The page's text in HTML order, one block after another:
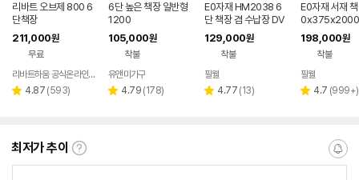
리바트 오브제 800 6
단책장
211,000원
무료
리바트하움 공식온라인스토어
별 4.87 리
(593)
6단 높은 책장 일반형
1200
105,000원
착불
페이
유앤미가구
별 4.79 리
(178)
E0자재 HM2038 6
단 책장 겸 수납장 DV
X
129,000원
착불
필웰
별 4.77 리
(13)
E0자재 서재
065), 6단, 완
형
198,000원
착불
필웰
별 4.7 리
(999+)
최저가 추이
최
알